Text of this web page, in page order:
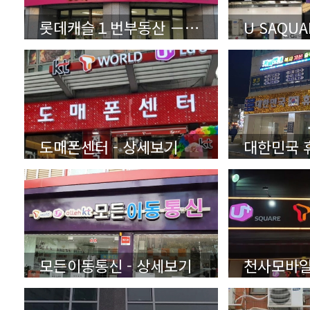
롯데캐슬１번부동산 － 상세보기（클릭） U
도매폰센터 - 상세보기
모든이동통신 - 상세보기 천사모바